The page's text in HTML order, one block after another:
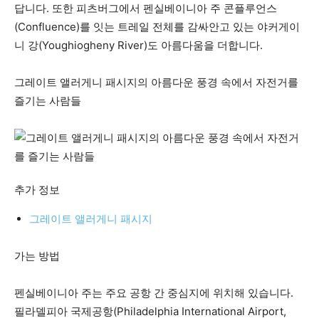
답니다. 또한 피츠버그에서 펜실베이니아 주 콘플루언스
(Confluence)를 잇는 트레일 전체를 감싸안고 있는 야커게이
니 강(Youghiogheny River)도 아름다움을 더합니다.
그레이트 앨러게니 패시지의 아름다운 풍경 속에서 자전거를
즐기는 사람들
추가 정보
그레이트 앨러게니 패시지
가는 방법
펜실베이니아 주는 주요 공항 간 중심지에 위치해 있습니다.
필라델피아 국제공항(Philadelphia International Airport,